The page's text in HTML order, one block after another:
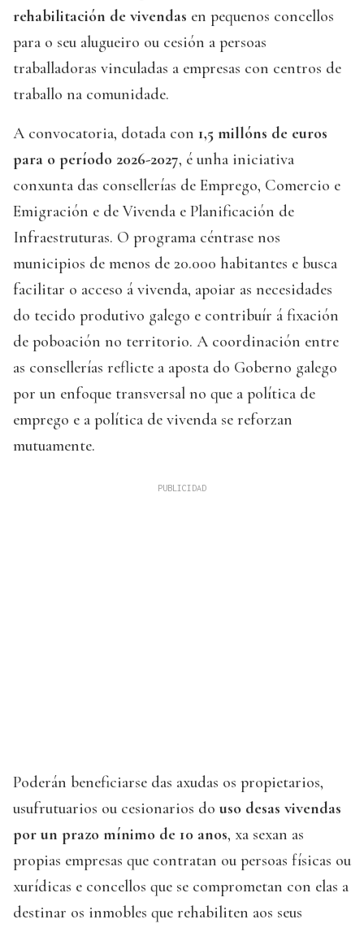
rehabilitación de vivendas en pequenos concellos
para o seu alugueiro ou cesión a persoas
traballadoras vinculadas a empresas con centros de
traballo na comunidade.
A convocatoria, dotada con 1,5 millóns de euros
para o período 2026-2027, é unha iniciativa
conxunta das consellerías de Emprego, Comercio e
Emigración e de Vivenda e Planificación de
Infraestruturas. O programa céntrase nos
municipios de menos de 20.000 habitantes e busca
facilitar o acceso á vivenda, apoiar as necesidades
do tecido produtivo galego e contribuír á fixación
de poboación no territorio. A coordinación entre
as consellerías reflicte a aposta do Goberno galego
por un enfoque transversal no que a política de
emprego e a política de vivenda se reforzan
mutuamente.
Poderán beneficiarse das axudas os propietarios,
usufrutuarios ou cesionarios do uso desas vivendas
por un prazo mínimo de 10 anos, xa sexan as
propias empresas que contratan ou persoas físicas ou
xurídicas e concellos que se comprometan con elas a
destinar os inmobles que rehabiliten aos seus